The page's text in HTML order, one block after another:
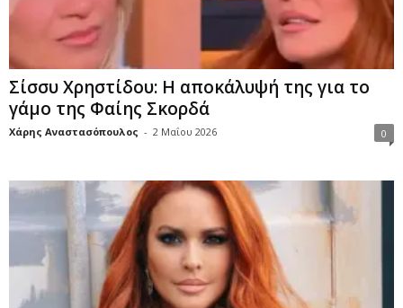
Σίσσυ Χρηστίδου: Η αποκάλυψή της για το
γάμο της Φαίης Σκορδά
Χάρης Αναστασόπουλος - 2 Μαΐου 2026 0